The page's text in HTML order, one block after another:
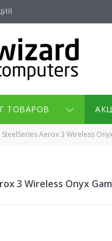
ТОВАРОВ
SteelSeries Aerox 3 Wireless
3 Wireless Onyx